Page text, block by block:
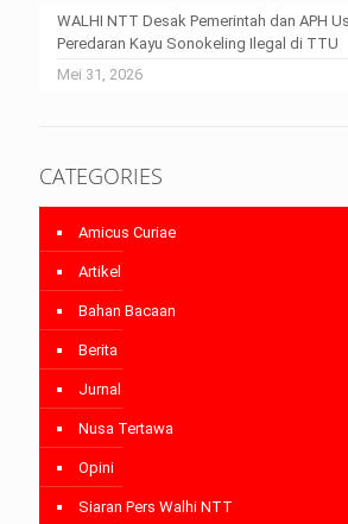
WALHI NTT Desak Pemerintah dan APH
Peredaran Kayu Sonokeling Ilegal di TTU
Mei 31, 2026
CATEGORIES
Amicus Curiae
Artikel
Bahan Bacaan
Berita
Jurnal
Nusa Tertawa
Opini
Siaran Pers Walhi NTT